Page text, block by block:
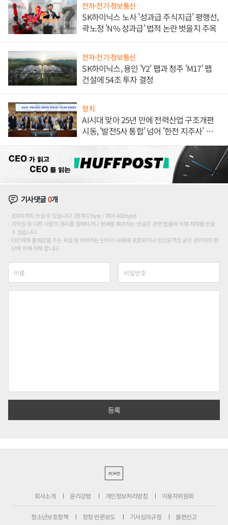
전자·전기·정보통신
SK하이닉스 노사 '성과급 주식지급' 평행선,
곽노정 'N% 성과급' 법적 논란 벗을지 주목
전자·전기·정보통신
SK하이닉스, 용인 'Y2' 팹과 청주 'M17' 팹
건설에 54조 투자 결정
정치
AI시대 맞아 25년 만에 전력산업 구조개편
시동, '발전5사 통합' 넘어 '한전 지주사' 재편
기사댓글0개
200자까지 쓰실 수 있습니다. (현재 0 byte / 최대 400byte)
저작권 등 다른 사람의 권리를 침해하거나 명예를 훼손하는 댓글은 관련 법률에 의해 제재를 받을
수 있습니다.
타인에게 불쾌감을 주는 욕설 등 비하하는 단어가 내용에 포함되거나 인신공격성 글은 관리자의 판
단에 의해 삭제 합니다.
PC버전
회사소개 윤리강령 개인정보처리방침 이용자위원회
청소년보호정책 정정·반론보도 기사심의규정 불편신고